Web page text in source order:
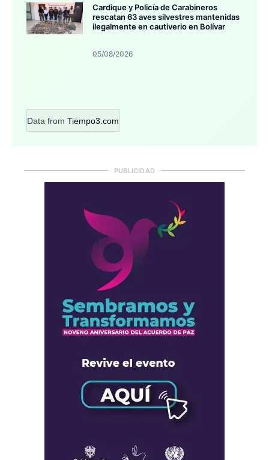
Cardique y Policía de Carabineros
rescatan 63 aves silvestres mantenidas
ilegalmente en cautiverio en Bolívar
05/08/2026
Data from Tiempo3.com
PUBLICIDAD